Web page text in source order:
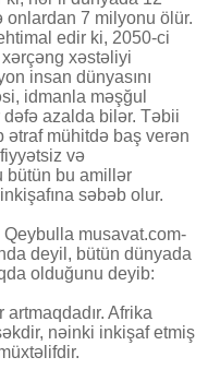
7 milyonu ölür.
edir ki, 2050-ci
xəstəliyi
insan dünyasını
idmanla məşğul
dəfə azalda bilər. Təbii
ətraf mühitdə baş verən
və
bütün bu amillər
səbəb olur.
musavat.com-
deyil, bütün dünyada
olduğunu deyib:
Afrika
nəinki inkişaf etmiş